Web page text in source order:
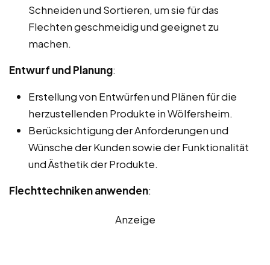
Schneiden und Sortieren, um sie für das
Flechten geschmeidig und geeignet zu
machen.
Entwurf und Planung:
Erstellung von Entwürfen und Plänen für die
herzustellenden Produkte in Wölfersheim.
Berücksichtigung der Anforderungen und
Wünsche der Kunden sowie der Funktionalität
und Ästhetik der Produkte.
Flechttechniken anwenden:
Anzeige